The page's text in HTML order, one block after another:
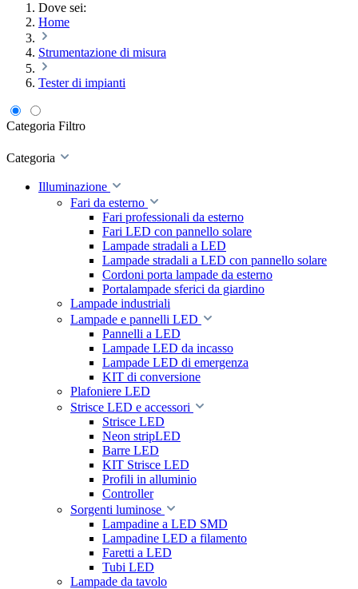
Dove sei:
Home
Strumentazione di misura
Tester di impianti
Categoria Filtro
Categoria
Illuminazione
Fari da esterno
Fari professionali da esterno
Fari LED con pannello solare
Lampade stradali a LED
Lampade stradali a LED con pannello solare
Cordoni porta lampade da esterno
Portalampade sferici da giardino
Lampade industriali
Lampade e pannelli LED
Pannelli a LED
Lampade LED da incasso
Lampade LED di emergenza
KIT di conversione
Plafoniere LED
Strisce LED e accessori
Strisce LED
Neon stripLED
Barre LED
KIT Strisce LED
Profili in alluminio
Controller
Sorgenti luminose
Lampadine a LED SMD
Lampadine LED a filamento
Faretti a LED
Tubi LED
Lampade da tavolo